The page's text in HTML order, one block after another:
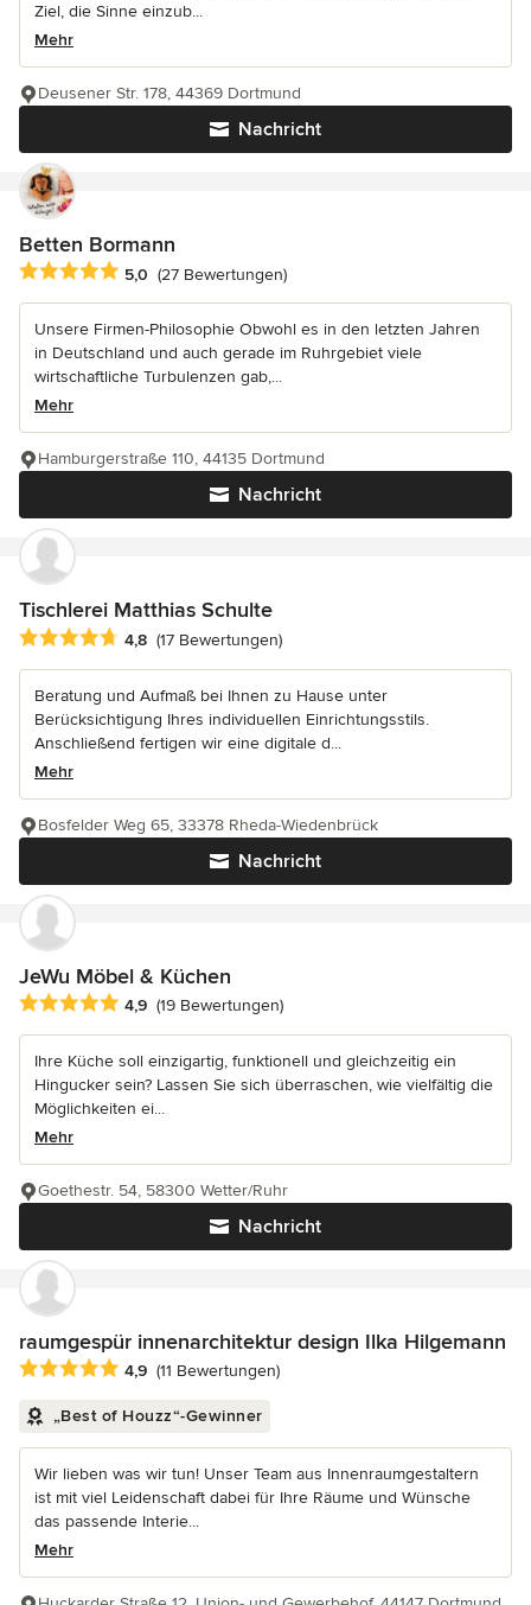
Ziel, die Sinne einzub...
Mehr
Nachricht
Deusener Str. 178, 44369 Dortmund
Betten Bormann
Durchschnittliche Bewertung: 5 von 5 Sternen
5,0 (27 Bewertungen)
Unsere Firmen-Philosophie Obwohl es in den letzten Jahren
in Deutschland und auch gerade im Ruhrgebiet viele
wirtschaftliche Turbulenzen gab,...
Mehr
Nachricht
Hamburgerstraße 110, 44135 Dortmund
Tischlerei Matthias Schulte
Durchschnittliche Bewertung: 4.8 von 5 Sternen
4,8 (17 Bewertungen)
Beratung und Aufmaß bei Ihnen zu Hause unter
Berücksichtigung Ihres individuellen Einrichtungsstils.
Anschließend fertigen wir eine digitale d...
Mehr
Nachricht
Bosfelder Weg 65, 33378 Rheda-Wiedenbrück
JeWu Möbel & Küchen
Durchschnittliche Bewertung: 4.9 von 5 Sternen
4,9 (19 Bewertungen)
Ihre Küche soll einzigartig, funktionell und gleichzeitig ein
Hingucker sein? Lassen Sie sich überraschen, wie vielfältig die
Möglichkeiten ei...
Mehr
Nachricht
Goethestr. 54, 58300 Wetter/Ruhr
raumgespür innenarchitektur design Ilka Hilgemann
Durchschnittliche Bewertung: 4.9 von 5 Sternen
4,9 (11 Bewertungen)
„Best of Houzz“-Gewinner
Wir lieben was wir tun! Unser Team aus Innenraumgestaltern
ist mit viel Leidenschaft dabei für Ihre Räume und Wünsche
das passende Interie...
Mehr